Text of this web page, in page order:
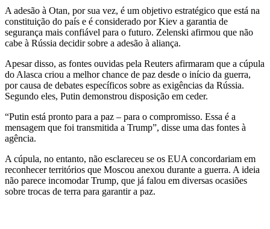
A adesão à Otan, por sua vez, é um objetivo estratégico que está na
constituição do país e é considerado por Kiev a garantia de
segurança mais confiável para o futuro. Zelenski afirmou que não
cabe à Rússia decidir sobre a adesão à aliança.
Apesar disso, as fontes ouvidas pela Reuters afirmaram que a cúpula
do Alasca criou a melhor chance de paz desde o início da guerra,
por causa de debates específicos sobre as exigências da Rússia.
Segundo eles, Putin demonstrou disposição em ceder.
“Putin está pronto para a paz – para o compromisso. Essa é a
mensagem que foi transmitida a Trump”, disse uma das fontes à
agência.
A cúpula, no entanto, não esclareceu se os EUA concordariam em
reconhecer territórios que Moscou anexou durante a guerra. A ideia
não parece incomodar Trump, que já falou em diversas ocasiões
sobre trocas de terra para garantir a paz.